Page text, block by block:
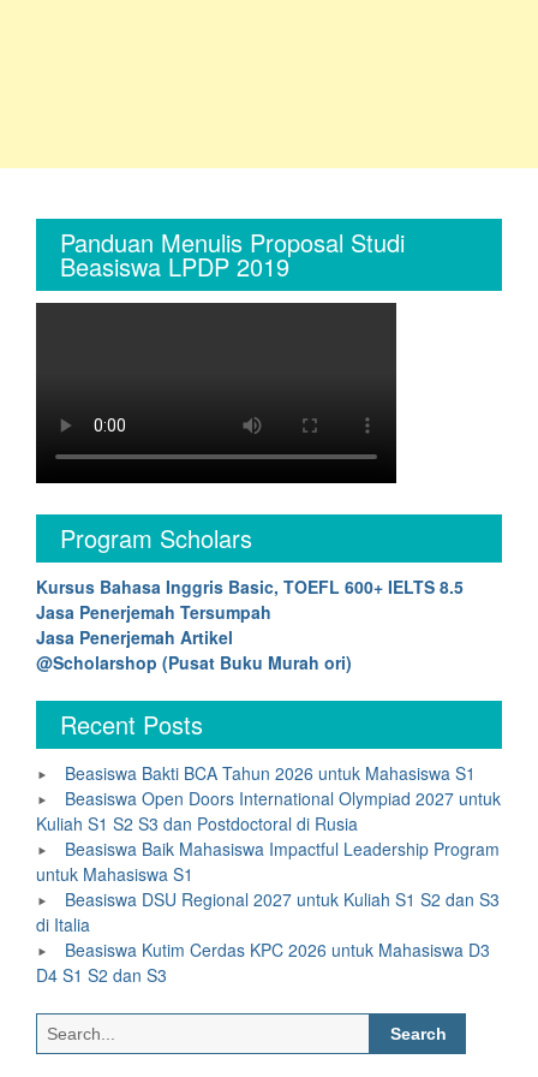
Panduan Menulis Proposal Studi
Beasiswa LPDP 2019
Program Scholars
Kursus Bahasa Inggris Basic, TOEFL 600+ IELTS 8.5
Jasa Penerjemah Tersumpah
Jasa Penerjemah Artikel
@Scholarshop (Pusat Buku Murah ori)
Recent Posts
Beasiswa Bakti BCA Tahun 2026 untuk Mahasiswa S1
Beasiswa Open Doors International Olympiad 2027 untuk
Kuliah S1 S2 S3 dan Postdoctoral di Rusia
Beasiswa Baik Mahasiswa Impactful Leadership Program
untuk Mahasiswa S1
Beasiswa DSU Regional 2027 untuk Kuliah S1 S2 dan S3
di Italia
Beasiswa Kutim Cerdas KPC 2026 untuk Mahasiswa D3
D4 S1 S2 dan S3
Search
for: